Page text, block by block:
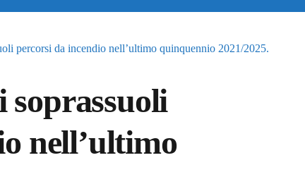
percorsi da incendio nell’ultimo quinquennio 2021/2025.
soprassuoli
nell’ultimo